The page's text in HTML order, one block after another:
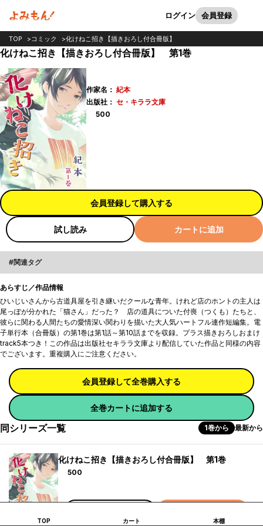
ログイン 会員登録カート
TOP コミック 化けねこ招き【描きおろし付合冊版】
化けねこ招き【描きおろし付合冊版】 第1巻
作家名： 紀本
出版社： セ・キララ文庫
500
ポイント
会員登録して購入する
試し読み カートに追加
関連タグ
あらすじ／作品情報
ひいじいさんから古道具屋を引き継いだクールな青年。けれど店のホントの主人は
尾っぽが分かれた「猫さん」だった？ 店の道具についた付喪（つくも）たちと、
彼らに関わる人間たちの愛情深い関わりを描いた大人気ハートフル連作短編集。電
子単行本（合冊版）の第1巻は第1話～第10話までを収録。プラス描きおろしおまけ
track5本つき！この作品は出版社セキララ文庫より配信していた作品と同様の内容
でございます。重複購入にご注意ください。
会員登録して全巻購入する
全巻カートに追加する
同シリーズ一覧 1巻から 最新から
化けねこ招き【描きおろし付合冊版】 第1巻
500
ポイント
TOP カート 本棚